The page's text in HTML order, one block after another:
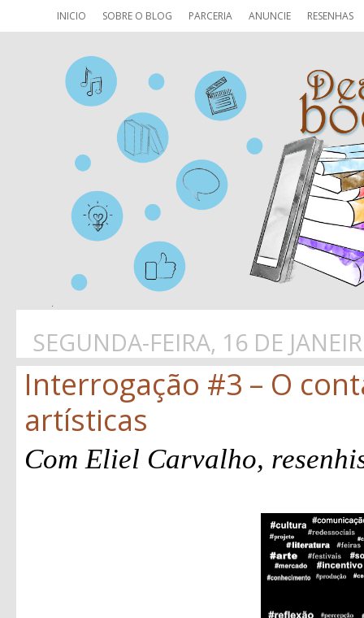
INICIO SOBRE O BLOG PARCERIA ANUNCIE RESENHAS
SEGUNDA-FEIRA, 16 DE
Interrogação #3 – O
artísticas
Com Eliel Carvalho,